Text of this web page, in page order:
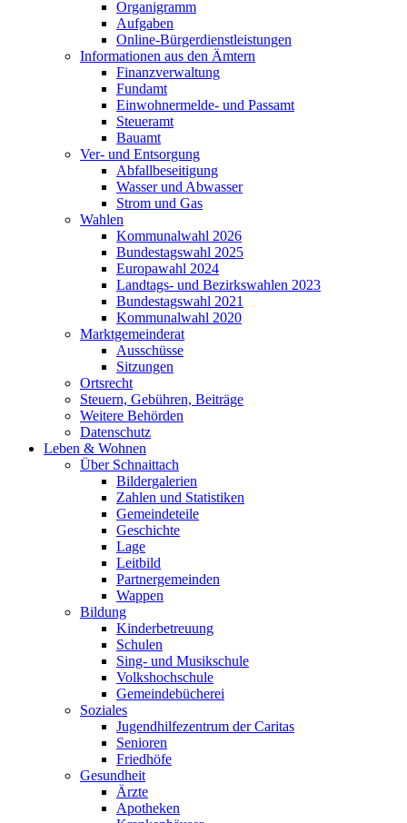
Organigramm
Aufgaben
Online-Bürgerdienstleistungen
Informationen aus den Ämtern
Finanzverwaltung
Fundamt
Einwohnermelde- und Passamt
Steueramt
Bauamt
Ver- und Entsorgung
Abfallbeseitigung
Wasser und Abwasser
Strom und Gas
Wahlen
Kommunalwahl 2026
Bundestagswahl 2025
Europawahl 2024
Landtags- und Bezirkswahlen 2023
Bundestagswahl 2021
Kommunalwahl 2020
Marktgemeinderat
Ausschüsse
Sitzungen
Ortsrecht
Steuern, Gebühren, Beiträge
Weitere Behörden
Datenschutz
Leben & Wohnen
Über Schnaittach
Bildergalerien
Zahlen und Statistiken
Gemeindeteile
Geschichte
Lage
Leitbild
Partnergemeinden
Wappen
Bildung
Kinderbetreuung
Schulen
Sing- und Musikschule
Volkshochschule
Gemeindebücherei
Soziales
Jugendhilfezentrum der Caritas
Senioren
Friedhöfe
Gesundheit
Ärzte
Apotheken